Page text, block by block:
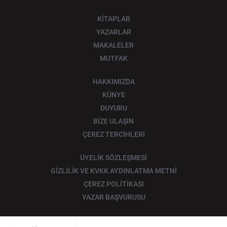
KİTAPLAR
YAZARLAR
MAKALELER
MUTFAK
HAKKIMIZDA
KÜNYE
DUYURU
BİZE ULAŞIN
ÇEREZ TERCİHLERİ
ÜYELİK SÖZLEŞMESİ
GİZLİLİK VE KVKK AYDINLATMA METNİ
ÇEREZ POLİTİKASI
YAZAR BAŞVURUSU